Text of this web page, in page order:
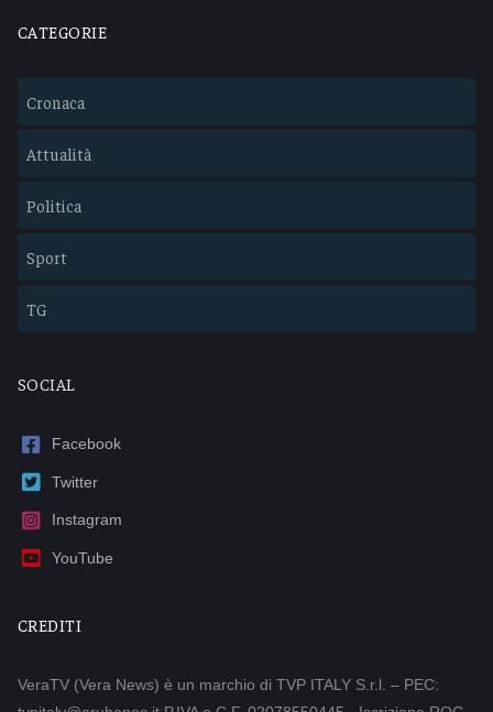
CATEGORIE
Cronaca
Attualità
Politica
Sport
TG
SOCIAL
Facebook
Twitter
Instagram
YouTube
CREDITI
VeraTV (Vera News) è un marchio di TVP ITALY S.r.l. – PEC: